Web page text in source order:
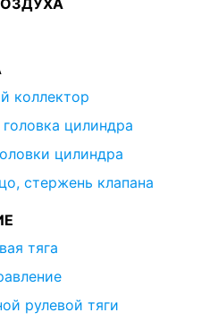
коллектор
цилиндра
цилиндра
стержень клапана
тяга
рулевой тяги